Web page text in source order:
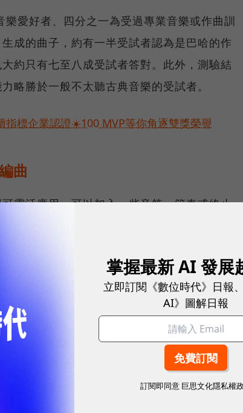
愛好者、四分之一為受過專業音樂或作曲訓
成的曲子，約有一半受試者認為是巴哈的作
約只有七至八成受試者答對。此外，測驗結
略勝於一般不太聽古典音樂的受試者。
標企業認證☀️100 MVP等你角逐雙獎榮譽
曲
靈活應用。可以加入一些音符、節奏或終止
，讓其自動編寫和聲，原論文中也列了幾首
掌握最新 AI 發展
立即訂閱《數位時代》日報
AI》圖解日報
訂閱即同意 巨思文化隱私權